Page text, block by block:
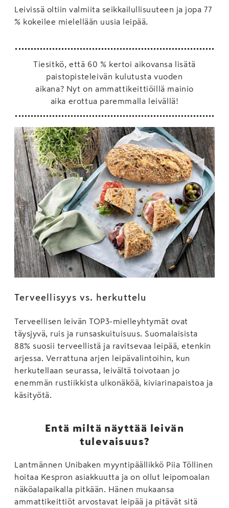
Leivissä oltiin valmiita seikkailullisuuteen ja jopa 77
% kokeilee mielellään uusia leipää.
Tiesitkö, että 60 % kertoi aikovansa lisätä
paistopisteleivän kulutusta vuoden
aikana? Nyt on ammattikeittiöillä mainio
aika erottua paremmalla leivällä!
Terveellisyys vs. herkuttelu
Terveellisen leivän TOP3-mielleyhtymät ovat
täysjyvä, ruis ja runsaskuituisuus. Suomalaisista
88% suosii terveellistä ja ravitsevaa leipää, etenkin
arjessa. Verrattuna arjen leipävalintoihin, kun
herkutellaan seurassa, leivältä toivotaan jo
enemmän rustiikkista ulkonäköä, kiviarinapaistoa ja
käsityötä.
Entä miltä näyttää leivän
tulevaisuus?
Lantmännen Unibaken myyntipäällikkö Piia Töllinen
hoitaa Kespron asiakkuutta ja on ollut leipomoalan
näköalapaikalla pitkään. Hänen mukaansa
ammattikeittiöt arvostavat leipää ja pitävät sitä